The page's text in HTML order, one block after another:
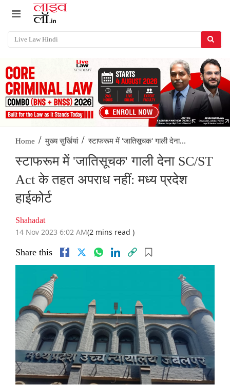
Home / मुख्य सुर्खियां / स्टाफरूम में 'जातिसूचक' गाली देना...
स्टाफरूम में 'जातिसूचक' गाली देना SC/ST
Act के तहत अपराध नहीं: मध्य प्रदेश
हाईकोर्ट
Shahadat
14 Nov 2023 6:02 AM(2 mins read )
Share this